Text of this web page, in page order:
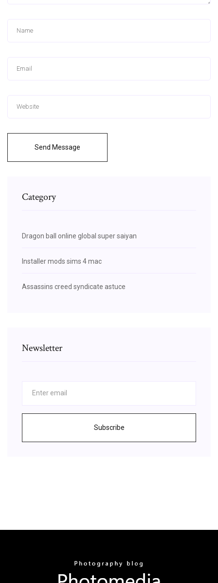
Send Message
Category
Dragon ball online global super saiyan
Installer mods sims 4 mac
Assassins creed syndicate astuce
Newsletter
Subscribe